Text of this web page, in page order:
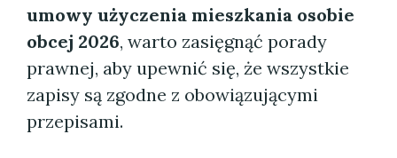
umowy użyczenia mieszkania osobie
obcej 2026, warto zasięgnąć porady
prawnej, aby upewnić się, że wszystkie
zapisy są zgodne z obowiązującymi
przepisami.